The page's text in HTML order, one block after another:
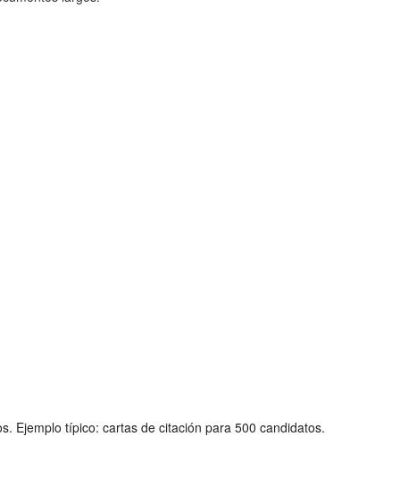
Ejemplo típico: cartas de citación para 500 candidatos.